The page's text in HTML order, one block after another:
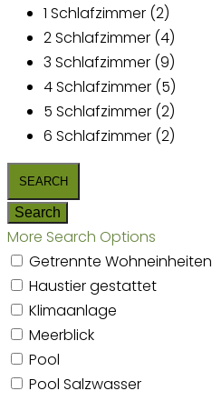
1 Schlafzimmer (2)
2 Schlafzimmer (4)
3 Schlafzimmer (9)
4 Schlafzimmer (5)
5 Schlafzimmer (2)
6 Schlafzimmer (2)
More Search Options
Getrennte Wohneinheiten
Haustier gestattet
Klimaanlage
Meerblick
Pool
Pool Salzwasser